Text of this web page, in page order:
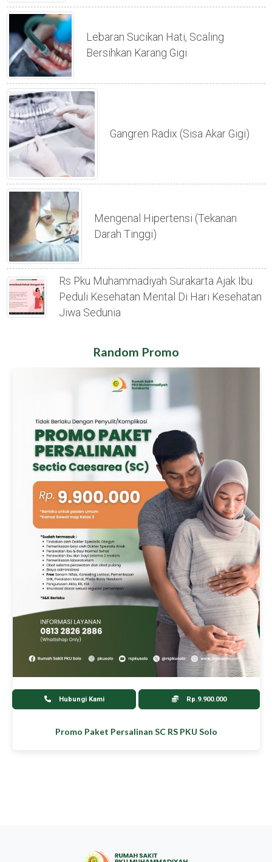
Lebaran Sucikan Hati, Scaling
Bersihkan Karang Gigi
Gangren Radix (sisa Akar Gigi)
Mengenal Hipertensi (tekanan
Darah Tinggi)
Rs Pku Muhammadiyah Surakarta Ajak Ibu
Peduli Kesehatan Mental Di Hari Kesehatan
Jiwa Sedunia
Random Promo
Hubungi Kami Rp.9.900.000
Promo Paket Persalinan SC RS PKU Solo